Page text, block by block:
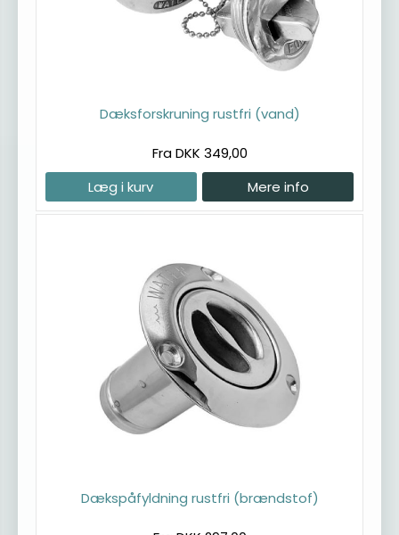
Dæksforskruning rustfri (vand)
Fra DKK 349,00
Læg i kurv
Mere info
Dækspåfyldning rustfri (brændstof)